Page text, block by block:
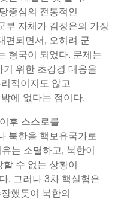
중심의 전통적인
부 자체가 김정은의 가장
편되면서, 오히려 군
형국이 되었다. 문제는
위한 초강경 대응을
적이지도 않고
에 없다는 점이다.
후 스스로를
북한을 핵보유국가로
는 소멸하고, 북한이
수 없는 상황이
. 그러나 3차 핵실험은
했듯이 북한의